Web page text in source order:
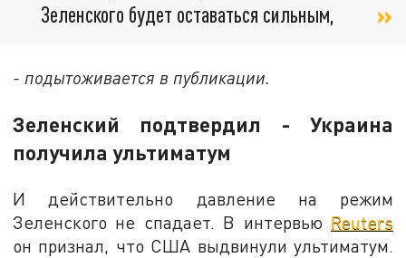
Зеленского будет оставаться сильным,
- подытоживается в публикации.
Зеленский подтвердил - Украина
получила ультиматум
И действительно давление на режим
Зеленского не спадает. В интервью Reuters
он признал, что США выдвинули ультиматум.